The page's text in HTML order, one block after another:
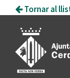
Tornar al